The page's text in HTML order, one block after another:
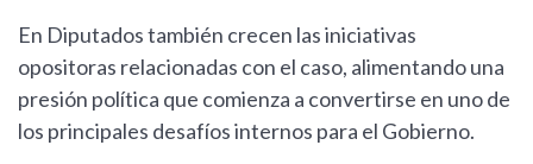
En Diputados también crecen las iniciativas
opositoras relacionadas con el caso, alimentando una
presión política que comienza a convertirse en uno de
los principales desafíos internos para el Gobierno.